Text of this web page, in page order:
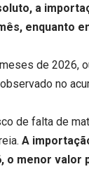
a
enquanto
de 2026,
no
de falta de
A
menor valor